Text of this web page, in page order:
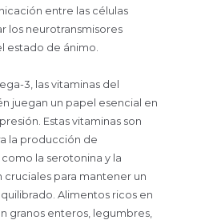
entre las células
los neurotransmisores
estado de ánimo.
3, las vitaminas del
juegan un papel esencial en
Estas vitaminas son
la producción de
la serotonina y la
cruciales para mantener un
Alimentos ricos en
granos enteros, legumbres,